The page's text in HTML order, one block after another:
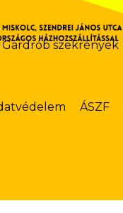
Gardrób szekrények
ÁSZF